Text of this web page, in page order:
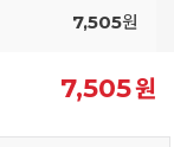
7,505원
7,505원